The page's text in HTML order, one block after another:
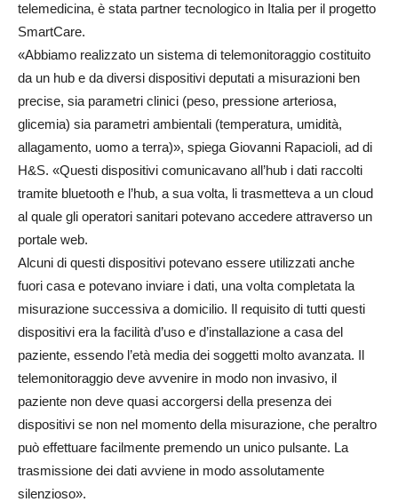
telemedicina, è stata partner tecnologico in Italia per il progetto
SmartCare.
«Abbiamo realizzato un sistema di telemonitoraggio costituito
da un hub e da diversi dispositivi deputati a misurazioni ben
precise, sia parametri clinici (peso, pressione arteriosa,
glicemia) sia parametri ambientali (temperatura, umidità,
allagamento, uomo a terra)», spiega Giovanni Rapacioli, ad di
H&S. «Questi dispositivi comunicavano all’hub i dati raccolti
tramite bluetooth e l’hub, a sua volta, li trasmetteva a un cloud
al quale gli operatori sanitari potevano accedere attraverso un
portale web.
Alcuni di questi dispositivi potevano essere utilizzati anche
fuori casa e potevano inviare i dati, una volta completata la
misurazione successiva a domicilio. Il requisito di tutti questi
dispositivi era la facilità d’uso e d’installazione a casa del
paziente, essendo l’età media dei soggetti molto avanzata. Il
telemonitoraggio deve avvenire in modo non invasivo, il
paziente non deve quasi accorgersi della presenza dei
dispositivi se non nel momento della misurazione, che peraltro
può effettuare facilmente premendo un unico pulsante. La
trasmissione dei dati avviene in modo assolutamente
silenzioso».